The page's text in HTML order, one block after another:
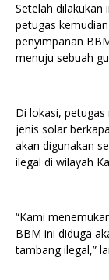
Setelah dilakukan
petugas
penyimpanan
menuju sebuah
Di lokasi,
jenis solar
akan digunakan
ilegal di wilayah
“Kami
BBM ini diduga
tambang ilegal,”